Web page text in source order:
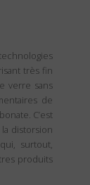
très fin
verre sans
de
C’est
distorsion
surtout,
produits